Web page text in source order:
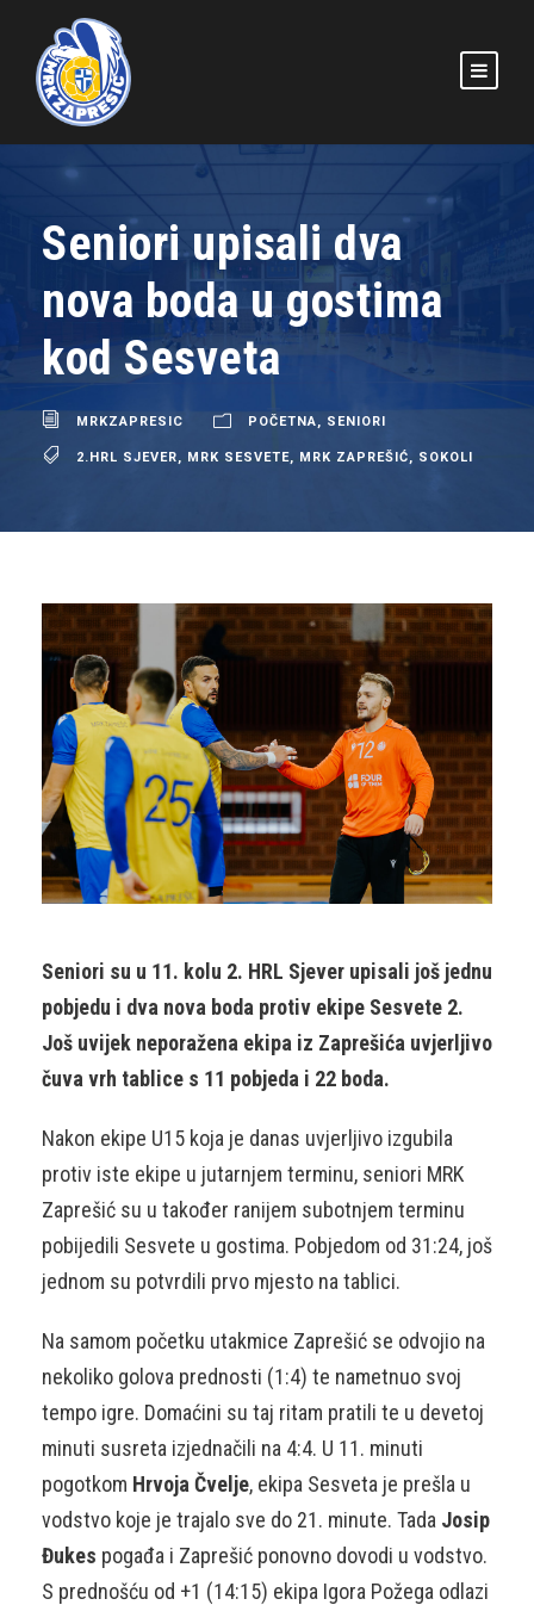
Seniori upisali dva
nova boda u gostima
kod Sesveta
MRKZAPRESIC POČETNA SENIORI
2.HRL SJEVER MRK SESVETE MRK ZAPREŠIĆ SOKOLI
Seniori su u 11. kolu 2. HRL Sjever upisali još jednu
pobjedu i dva nova boda protiv ekipe Sesvete 2.
Još uvijek neporažena ekipa iz Zaprešića uvjerljivo
čuva vrh tablice s 11 pobjeda i 22 boda.
Nakon ekipe U15 koja je danas uvjerljivo izgubila
protiv iste ekipe u jutarnjem terminu, seniori MRK
Zaprešić su u također ranijem subotnjem terminu
pobijedili Sesvete u gostima. Pobjedom od 31:24, još
jednom su potvrdili prvo mjesto na tablici.
Na samom početku utakmice Zaprešić se odvojio na
nekoliko golova prednosti (1:4) te nametnuo svoj
tempo igre. Domaćini su taj ritam pratili te u devetoj
minuti susreta izjednačili na 4:4. U 11. minuti
pogotkom Hrvoja Čvelje, ekipa Sesveta je prešla u
vodstvo koje je trajalo sve do 21. minute. Tada Josip
Đukes pogađa i Zaprešić ponovno dovodi u vodstvo.
S prednošću od +1 (14:15) ekipa Igora Požega odlazi